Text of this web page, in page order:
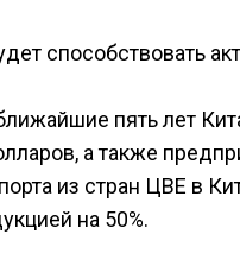
способствовать
пять лет
а также
из стран ЦВЕ в
на 50%.